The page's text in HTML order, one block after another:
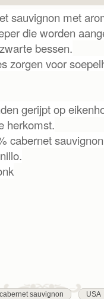
sauvignon met
die worden
bessen.
zorgen voor
gerijpt op
herkomst.
cabernet
cabernet sauvignon USA